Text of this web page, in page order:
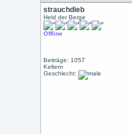
strauchdieb
Held der Berge
Offline
Beiträge: 1057
Keltern
Geschlecht: